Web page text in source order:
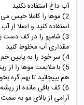
آب داغ استفاده نکنید.
2) موها را کاملا خیس
استفاده کنید و اصلا از
3) شامپو را در کف دست
مقداری آب مخلوط کنید
4) سر خود را به پایین خم کنید و شامپو را روی کف سر بریزید
5) با ملایمت موها را
هم بپیچانید تا بهم گره
6) کف باقی مانده از
آرامی از بالای مو به